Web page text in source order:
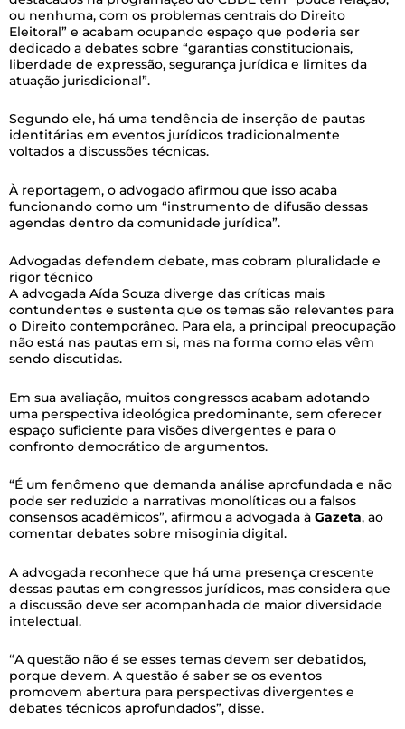
ou nenhuma, com os problemas centrais do Direito
Eleitoral” e acabam ocupando espaço que poderia ser
dedicado a debates sobre “garantias constitucionais,
liberdade de expressão, segurança jurídica e limites da
atuação jurisdicional”.
Segundo ele, há uma tendência de inserção de pautas
identitárias em eventos jurídicos tradicionalmente
voltados a discussões técnicas.
À reportagem, o advogado afirmou que isso acaba
funcionando como um “instrumento de difusão dessas
agendas dentro da comunidade jurídica”.
Advogadas defendem debate, mas cobram pluralidade e
rigor técnico
A advogada Aída Souza diverge das críticas mais
contundentes e sustenta que os temas são relevantes para
o Direito contemporâneo. Para ela, a principal preocupação
não está nas pautas em si, mas na forma como elas vêm
sendo discutidas.
Em sua avaliação, muitos congressos acabam adotando
uma perspectiva ideológica predominante, sem oferecer
espaço suficiente para visões divergentes e para o
confronto democrático de argumentos.
“É um fenômeno que demanda análise aprofundada e não
pode ser reduzido a narrativas monolíticas ou a falsos
consensos acadêmicos”, afirmou a advogada à Gazeta, ao
comentar debates sobre misoginia digital.
A advogada reconhece que há uma presença crescente
dessas pautas em congressos jurídicos, mas considera que
a discussão deve ser acompanhada de maior diversidade
intelectual.
“A questão não é se esses temas devem ser debatidos,
porque devem. A questão é saber se os eventos
promovem abertura para perspectivas divergentes e
debates técnicos aprofundados”, disse.